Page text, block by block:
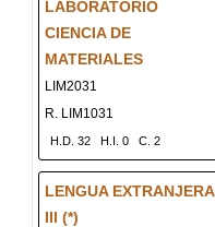
LABORATORIO
CIENCIA DE
MATERIALES
LIM2031
R. LIM1031
H.D. 32 H.I. 0 C. 2
LENGUA EXTRANJERA
III (*)